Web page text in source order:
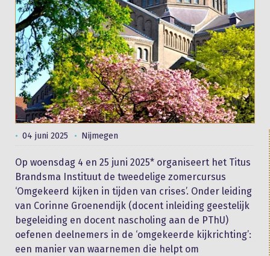
04 juni 2025 Nijmegen
Op woensdag 4 en 25 juni 2025* organiseert het Titus
Brandsma Instituut de tweedelige zomercursus
‘Omgekeerd kijken in tijden van crises’. Onder leiding
van Corinne Groenendijk (docent inleiding geestelijk
begeleiding en docent nascholing aan de PThU)
oefenen deelnemers in de ‘omgekeerde kijkrichting’:
een manier van waarnemen die helpt om